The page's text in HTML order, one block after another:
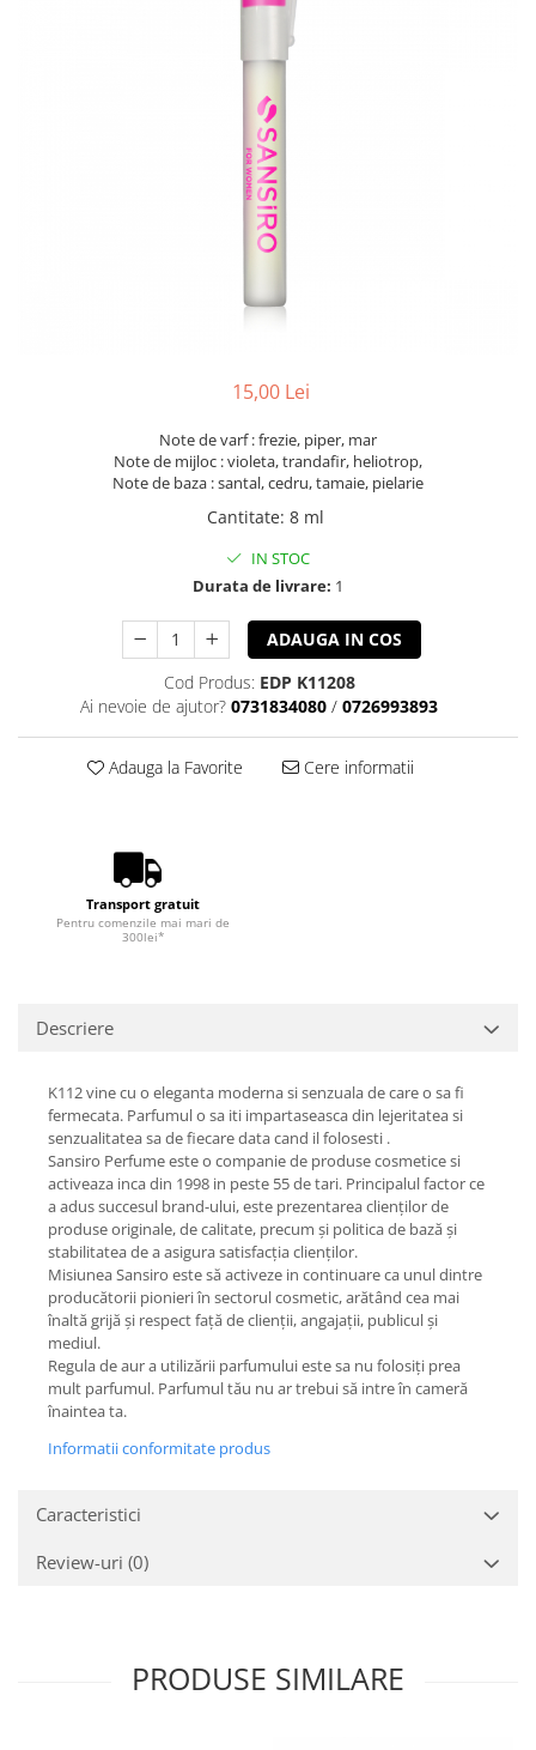
15,00 Lei
Note de varf : frezie, piper, mar
Note de mijloc : violeta, trandafir, heliotrop,
Note de baza : santal, cedru, tamaie, pielarie
Cantitate: 8 ml
IN STOC
Durata de livrare: 1
ADAUGA IN COS
Cod Produs: EDP K11208
Ai nevoie de ajutor? 0731834080 / 0726993893
Adauga la Favorite Cere informatii
Transport gratuit
Pentru comenzile mai mari de
300lei*
Descriere
K112 vine cu o eleganta moderna si senzuala de care o sa fi
fermecata. Parfumul o sa iti impartaseasca din lejeritatea si
senzualitatea sa de fiecare data cand il folosesti .
Sansiro Perfume este o companie de produse cosmetice si
activeaza inca din 1998 in peste 55 de tari. Principalul factor ce
a adus succesul brand-ului, este prezentarea clienților de
produse originale, de calitate, precum și politica de bază și
stabilitatea de a asigura satisfacția clienților.
Misiunea Sansiro este să activeze in continuare ca unul dintre
producătorii pionieri în sectorul cosmetic, arătând cea mai
înaltă grijă și respect față de clienții, angajații, publicul și
mediul.
Regula de aur a utilizării parfumului este sa nu folosiți prea
mult parfumul. Parfumul tău nu ar trebui să intre în cameră
înaintea ta.
Informatii conformitate produs
Caracteristici
Review-uri (0)
PRODUSE SIMILARE